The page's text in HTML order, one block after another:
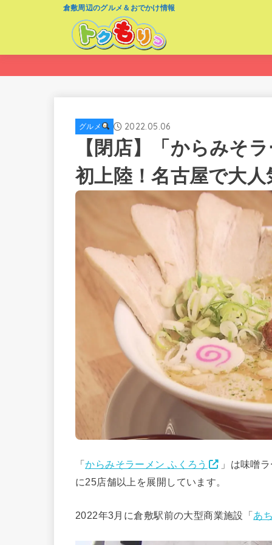
倉敷周辺のグルメ＆おでかけ情報
グルメ 2022.05.06
【閉店】「からみそ
初上陸！名古屋で大
「からみそラーメン ふくろう
」は味噌
に25店舗以上を展開しています。
2022年3月に倉敷駅前の大型商業施設「あ